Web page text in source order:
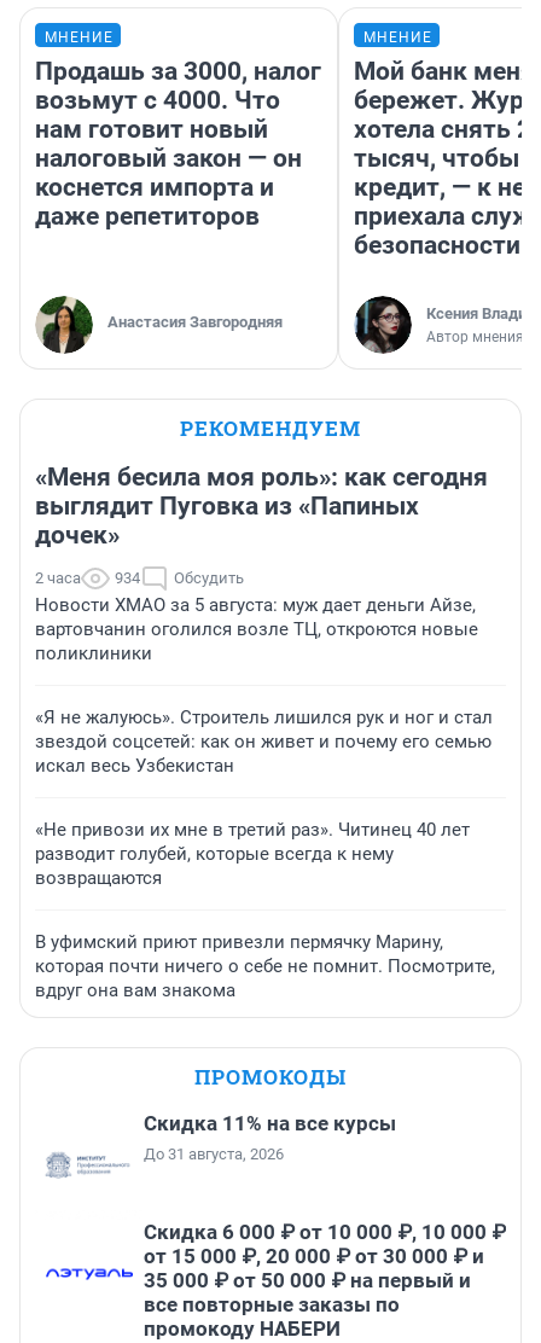
МНЕНИЕ
Продашь за 3000, налог
возьмут с 4000. Что
нам готовит новый
налоговый закон — он
коснется импорта и
даже репетиторов
Анастасия Завгородняя
МНЕНИЕ
Мой банк меня
бережет.
хотела снять
тысяч, чтобы
кредит, — к
приехала
безопасности
Ксения
Автор мнения
РЕКОМЕНДУЕМ
«Меня бесила моя роль»: как сегодня
выглядит Пуговка из «Папиных
дочек»
2 часа 934 Обсудить
Новости ХМАО за 5 августа: муж дает деньги Айзе,
вартовчанин оголился возле ТЦ, откроются новые
поликлиники
«Я не жалуюсь». Строитель лишился рук и ног и стал
звездой соцсетей: как он живет и почему его семью
искал весь Узбекистан
«Не привози их мне в третий раз». Читинец 40 лет
разводит голубей, которые всегда к нему
возвращаются
В уфимский приют привезли пермячку Марину,
которая почти ничего о себе не помнит. Посмотрите,
вдруг она вам знакома
ПРОМОКОДЫ
Скидка 11% на все курсы
До 31 августа, 2026
Скидка 6 000 ₽ от 10 000 ₽, 10 000 ₽
от 15 000 ₽, 20 000 ₽ от 30 000 ₽ и
35 000 ₽ от 50 000 ₽ на первый и
все повторные заказы по
промокоду НАБЕРИ